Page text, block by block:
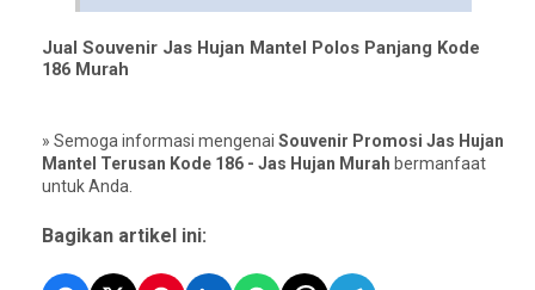
Jual Souvenir Jas Hujan Mantel Polos Panjang Kode
186 Murah
» Semoga informasi mengenai Souvenir Promosi Jas Hujan
Mantel Terusan Kode 186 - Jas Hujan Murah bermanfaat
untuk Anda.
Bagikan artikel ini: